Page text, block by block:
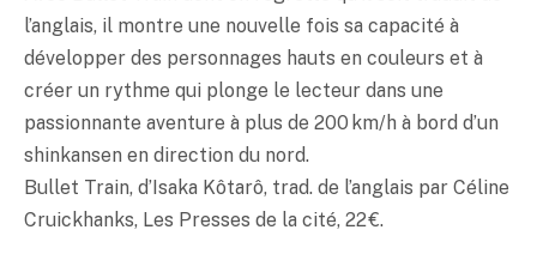
l’anglais, il montre une nouvelle fois sa capacité à
développer des personnages hauts en couleurs et à
créer un rythme qui plonge le lecteur dans une
passionnante aventure à plus de 200 km/h à bord d’un
shinkansen en direction du nord.
Bullet Train, d’Isaka Kôtarô, trad. de l’anglais par Céline
Cruickhanks, Les Presses de la cité, 22 €.